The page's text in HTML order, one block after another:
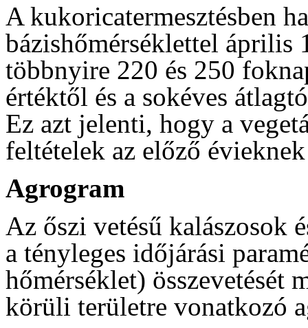
A kukoricatermesztésben
bázishőmérséklettel
többnyire 220 és 250
értéktől és a sokéves
Ez azt jelenti, hogy a
feltételek az előző
Agrogram
Az őszi vetésű kalászosok
a tényleges időjárási
hőmérséklet) összevetését
körüli területre vonatkozó